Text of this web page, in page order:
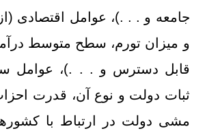
جامعه و . . .)، عوامل اقتصادی
و میزان تورم،‌ سطح متوسط
قابل دسترس و . . .)، عوامل
ثبات دولت و نوع آن، قدرت
مشی دولت در ارتباط با